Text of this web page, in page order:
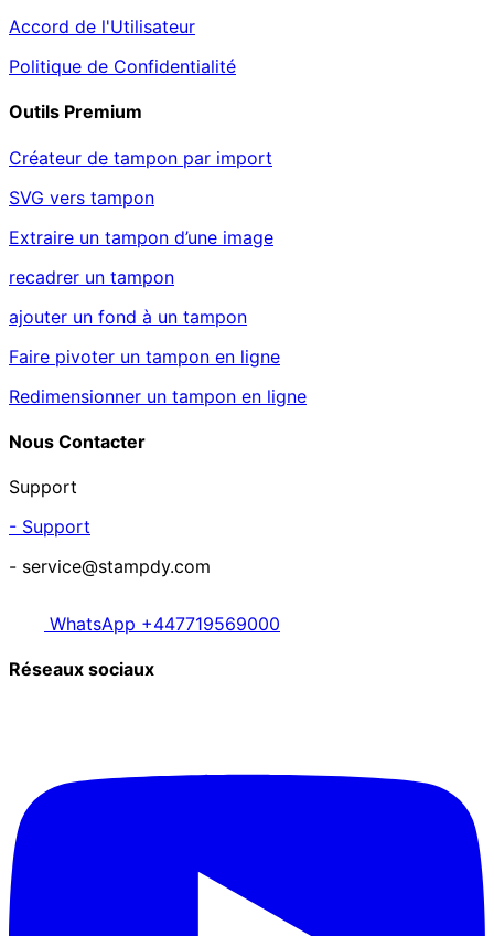
Accord de l'Utilisateur
Politique de Confidentialité
Outils Premium
Créateur de tampon par import
SVG vers tampon
Extraire un tampon d’une image
recadrer un tampon
ajouter un fond à un tampon
Faire pivoter un tampon en ligne
Redimensionner un tampon en ligne
Nous Contacter
Support
- Support
- service@stampdy.com
WhatsApp +447719569000
Réseaux sociaux